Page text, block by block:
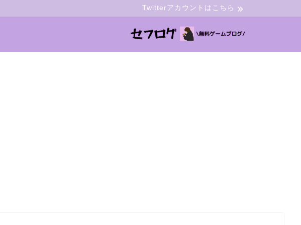
Twitterアカウントはこちら